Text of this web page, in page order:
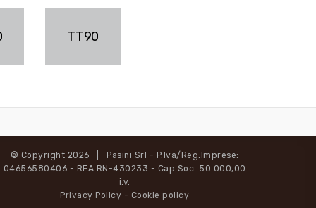
TT90
© Copyright 2026 | Pasini Srl - P.Iva/Reg.Imprese:
04656580406 - REA RN-430233 - Cap.Soc. 50.000,00
i.v.
Privacy Policy - Cookie policy